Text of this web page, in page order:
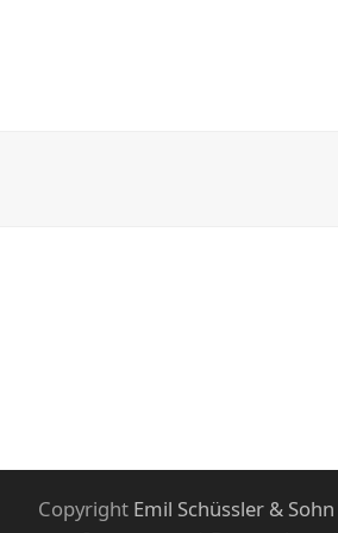
Copyright Emil Schüssler & Sohn